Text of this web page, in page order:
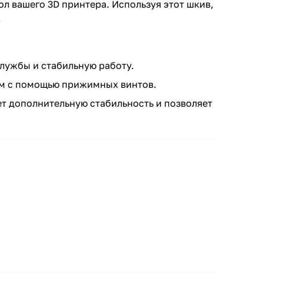
вашего 3D принтера. Используя этот шкив,
и стабильную работу.
с помощью прижимных винтов.
стабильность и позволяет